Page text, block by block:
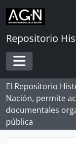
Skip to main content
Repositorio
Toggle
El Repositorio
Nación, permite
documentales
pública